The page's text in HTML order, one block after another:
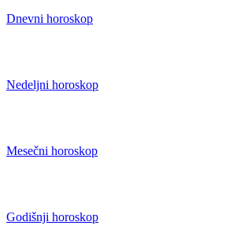
Dnevni horoskop
Nedeljni horoskop
Mesečni horoskop
Godišnji horoskop